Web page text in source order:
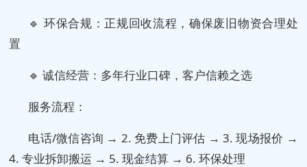
🔹 环保合规：正规回收流程，确保废旧物资合理处
置
🔹 诚信经营：多年行业口碑，客户信赖之选
服务流程：
电话/微信咨询 → 2. 免费上门评估 → 3. 现场报价 →
4. 专业拆卸搬运 → 5. 现金结算 → 6. 环保处理